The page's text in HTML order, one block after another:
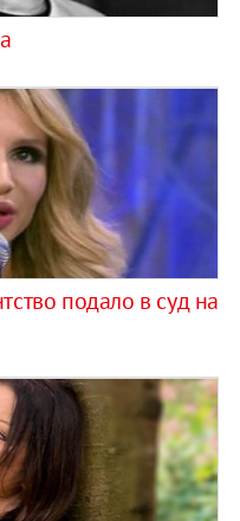
подало в суд на